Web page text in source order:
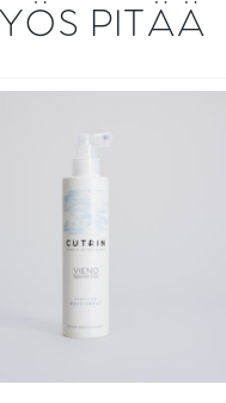
PITÄÄ